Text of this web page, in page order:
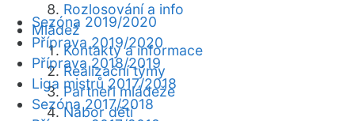
Rozlosování a info
Mládež
Kontakty a informace
Realizační týmy
Partneři mládeže
Nábor dětí
Sezóna 2019/2020
Příprava 2019/2020
Příprava 2018/2019
Liga mistrů 2017/2018
Sezóna 2017/2018